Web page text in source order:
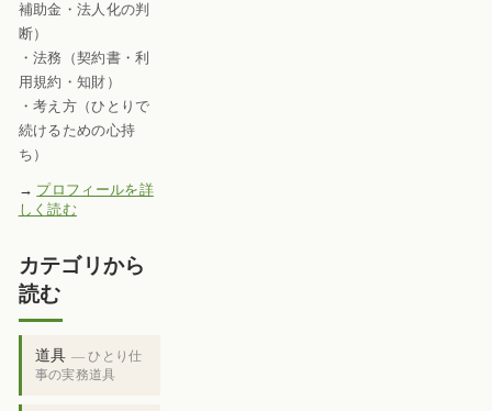
補助金・法人化の判
断）
・法務（契約書・利
用規約・知財）
・考え方（ひとりで
続けるための心持
ち）
→ プロフィールを詳
しく読む
カテゴリから
読む
道具 — ひとり仕
事の実務道具